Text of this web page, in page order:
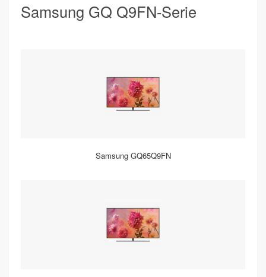
Samsung GQ Q9FN-Serie
Samsung GQ65Q9FN